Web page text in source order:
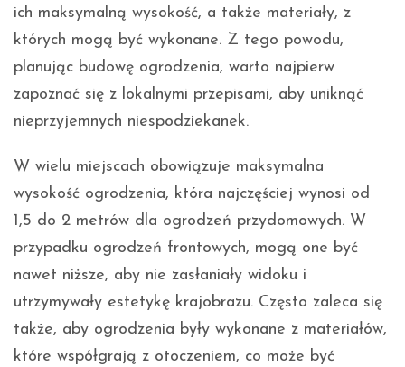
ich maksymalną wysokość, a także materiały, z
których mogą być wykonane. Z tego powodu,
planując budowę ogrodzenia, warto najpierw
zapoznać się z lokalnymi przepisami, aby uniknąć
nieprzyjemnych niespodziekanek.
W wielu miejscach obowiązuje maksymalna
wysokość ogrodzenia, która najczęściej wynosi od
1,5 do 2 metrów dla ogrodzeń przydomowych. W
przypadku ogrodzeń frontowych, mogą one być
nawet niższe, aby nie zasłaniały widoku i
utrzymywały estetykę krajobrazu. Często zaleca się
także, aby ogrodzenia były wykonane z materiałów,
które współgrają z otoczeniem, co może być